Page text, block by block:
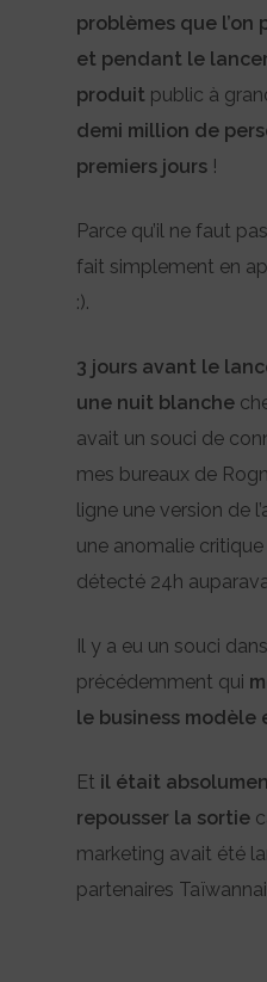
problèmes que
et pendant le
produit public à
demi million de
premiers jours !
Parce qu’il ne faut
fait simplement en
:).
3 jours avant le
une nuit blanche
avait un souci de
mes bureaux de
ligne une version de
une anomalie
détecté 24h
Il y a eu un souci
précédemment qui
le business modèle
Et il était
repousser la sortie
marketing avait été
partenaires